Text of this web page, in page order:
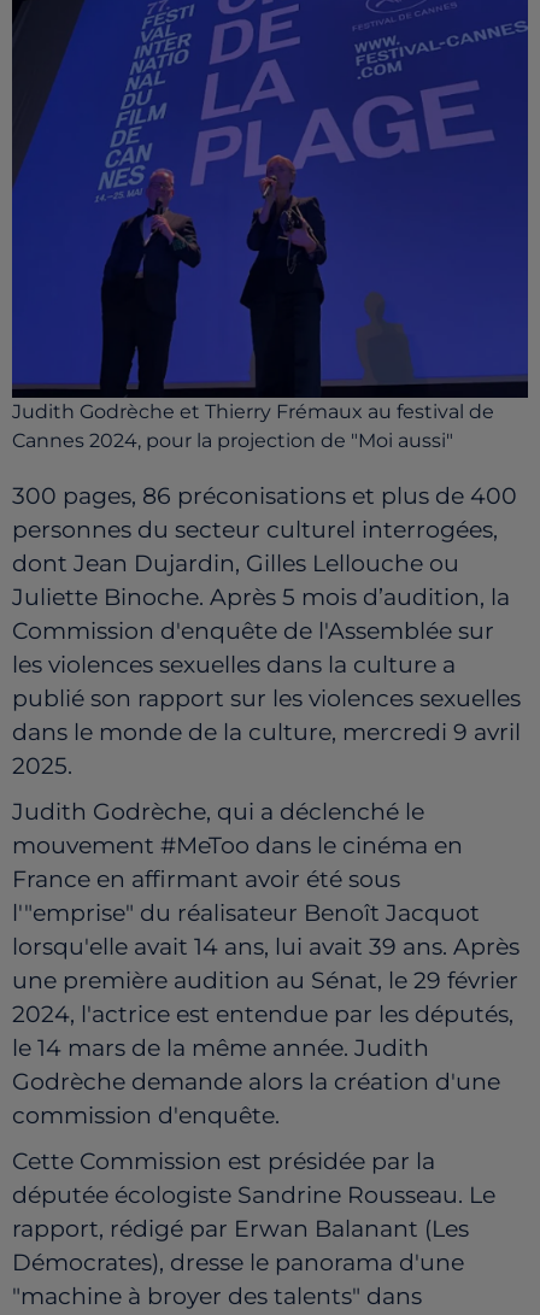
Judith Godrèche et Thierry Frémaux au festival de
Cannes 2024, pour la projection de "Moi aussi"
300 pages, 86 préconisations et plus de 400
personnes du secteur culturel interrogées,
dont Jean Dujardin, Gilles Lellouche ou
Juliette Binoche. Après 5 mois d’audition, la
Commission d'enquête de l'Assemblée sur
les violences sexuelles dans la culture a
publié son rapport sur les violences sexuelles
dans le monde de la culture, mercredi 9 avril
2025.
Judith Godrèche, qui a déclenché le
mouvement #MeToo dans le cinéma en
France en affirmant avoir été sous
l'"emprise" du réalisateur Benoît Jacquot
lorsqu'elle avait 14 ans, lui avait 39 ans. Après
une première audition au Sénat, le 29 février
2024, l'actrice est entendue par les députés,
le 14 mars de la même année. Judith
Godrèche demande alors la création d'une
commission d'enquête.
Cette Commission est présidée par la
députée écologiste Sandrine Rousseau. Le
rapport, rédigé par Erwan Balanant (Les
Démocrates), dresse le panorama d'une
"machine à broyer des talents" dans